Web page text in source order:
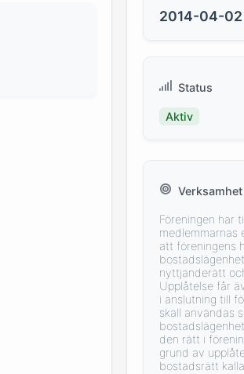
2014-04-02
Status
Aktiv
Föreningen har
medlemmarnas
att föreningens
nyttjanderätt
Upplåtelse får
i anslutning till
skall användas
den rätt i
grund av
bostadsrätt